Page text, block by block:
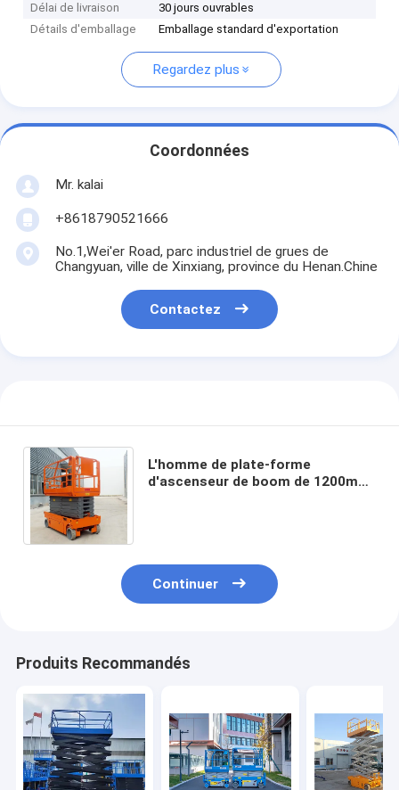
Délai de livraison
30 jours ouvrables
Détails d'emballage
Emballage standard d'exportation
Regardez plus
Coordonnées
Mr. kalai
+8618790521666
No.1,Wei'er Road, parc industriel de grues de
Changyuan, ville de Xinxiang, province du Henan.Chine
Contactez
L'homme de plate-forme
d'ascenseur de boom de 1200mm
Continuer
Produits Recommandés